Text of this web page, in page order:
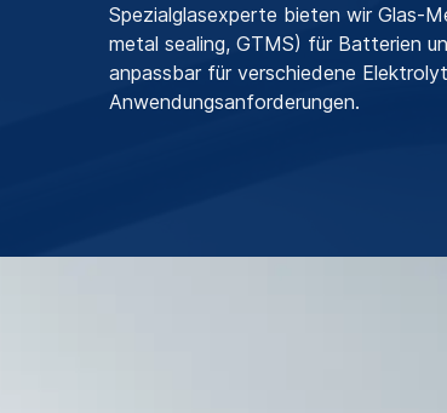
Spezialglasexperte bieten wir Glas-
metal sealing, GTMS) für Batterien
anpassbar für verschiedene
Anwendungsanforderungen.